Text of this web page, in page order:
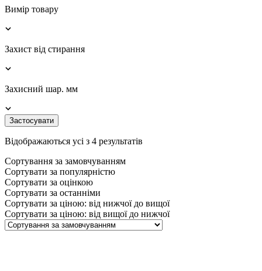
Вимір товару
Захист від стирання
Захисний шар. мм
Застосувати
Відображаються усі з 4 результатів
Сортування за замовчуванням
Сортувати за популярністю
Сортувати за оцінкою
Сортувати за останніми
Сортувати за ціною: від нижчої до вищої
Сортувати за ціною: від вищої до нижчої